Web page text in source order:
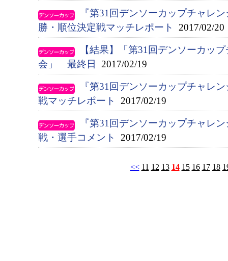
『第31回デンソーカップチャレ
勝・順位決定戦マッチレポート
2017/02/20
【結果】「第31回デンソーカッ
会」 最終日
2017/02/19
『第31回デンソーカップチャレ
戦マッチレポート
2017/02/19
『第31回デンソーカップチャレ
戦・選手コメント
2017/02/19
<< 11 12 13 14 15 16 17 18